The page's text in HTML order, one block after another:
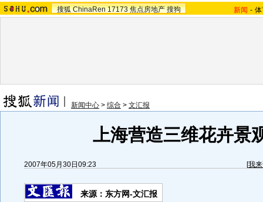
搜狐 ChinaRen 17173 焦点房地产 搜狗 新闻 -
新闻中心 > 综合 > 文汇报
上海营造三维花卉景
2007年05月30日09:23 [我
来源：东方网-文汇报